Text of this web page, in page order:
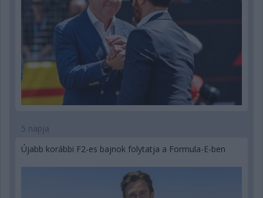
5 napja
Újabb korábbi F2-es bajnok folytatja a Formula-E-ben